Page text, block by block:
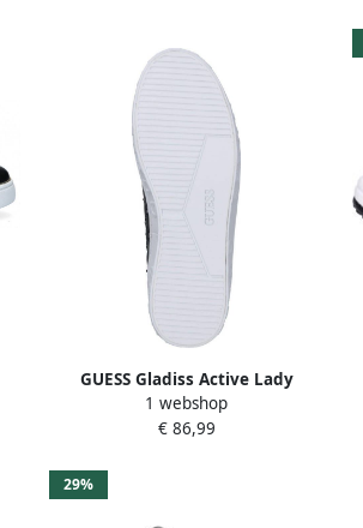
GUESS Gladiss Active Lady
Leather Li Dames Sneakers Zwart
1 webshop
€ 86,99
29%